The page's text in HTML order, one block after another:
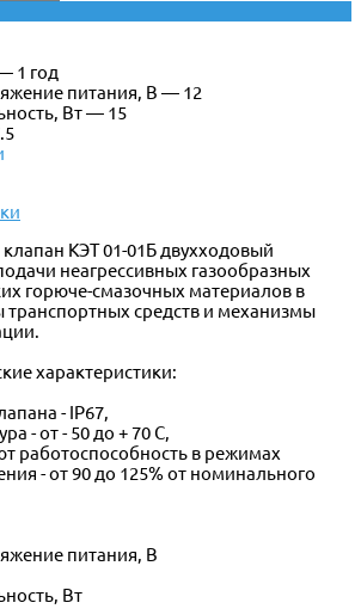
1 год
питания, В — 12
Вт — 15
КЭТ 01-01Б двухходовый
неагрессивных газообразных
горюче-смазочных материалов в
средств и механизмы
характеристики:
- IP67,
- от - 50 до + 70 С,
работоспособность в режимах
- от 90 до 125% от номинального
питания, В
Вт